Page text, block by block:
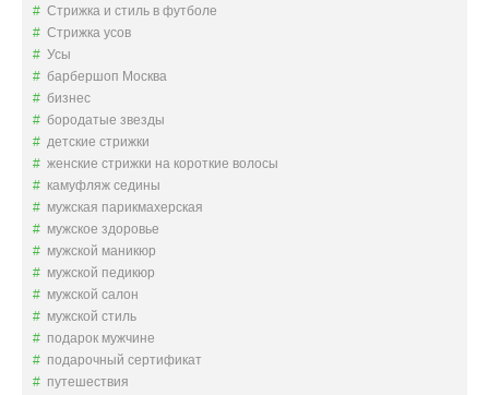
Стрижка и стиль в футболе
Стрижка усов
Усы
барбершоп Москва
бизнес
бородатые звезды
детские стрижки
женские стрижки на короткие волосы
камуфляж седины
мужская парикмахерская
мужское здоровье
мужской маникюр
мужской педикюр
мужской салон
мужской стиль
подарок мужчине
подарочный сертификат
путешествия